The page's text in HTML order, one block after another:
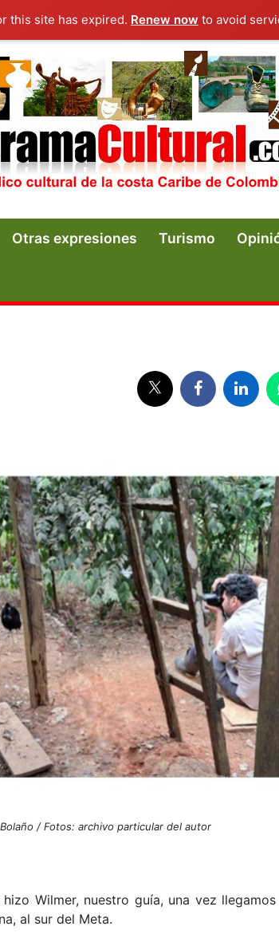
this site has expired. Renew now to avoid
Otras expresiones Turismo
/ Fotos: archivo particular del autor
Wilmer, nuestro guía, una vez
al sur del Meta.